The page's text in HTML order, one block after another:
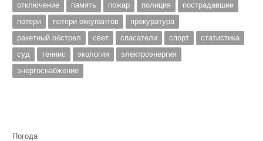
отключение
память пожар полиция
пострадавшие
потери
потери оккупантов
прокуратура
ракетный обстрел
свет спасатели спорт
статистика
суд
теннис экология
электроэнергия
энергоснабжение
Погода